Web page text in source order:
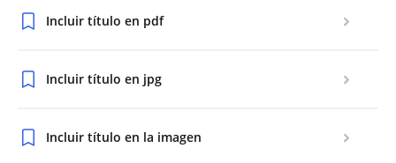
Incluir título en pdf
Incluir título en jpg
Incluir título en la imagen